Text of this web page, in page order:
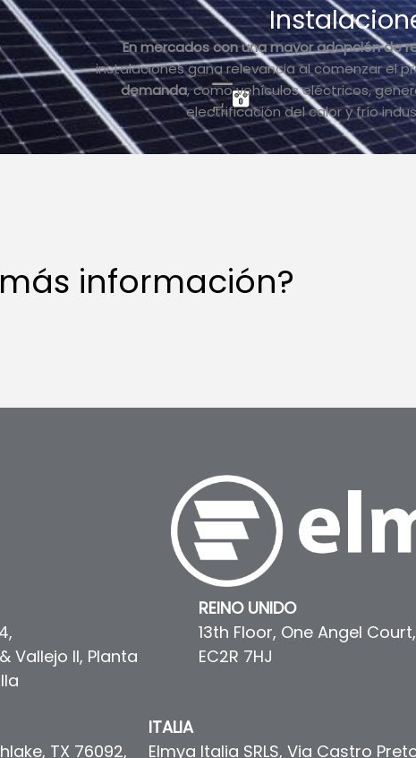
En mercados con una mayor adopción de
instalaciones gana relevancia al comenzar el
demanda, como vehículos eléctricos,
electrificación del calor y frío
información?
Vallejo II, Planta
REINO UNIDO
13th Floor, One Angel
EC2R 7HJ
TX 76092,
ITALIA
Elmya Italia SRLS, Via Castro